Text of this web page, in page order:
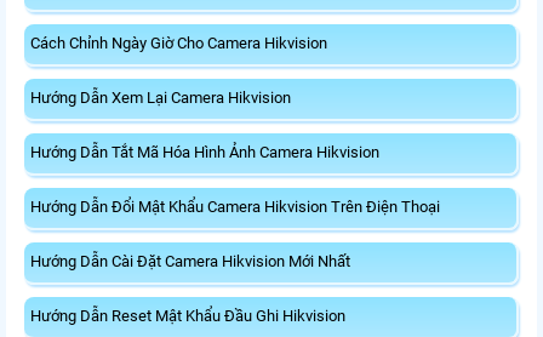
Cách Chỉnh Ngày Giờ Cho Camera Hikvision
Hướng Dẫn Xem Lại Camera Hikvision
Hướng Dẫn Tắt Mã Hóa Hình Ảnh Camera Hikvision
Hướng Dẫn Đổi Mật Khẩu Camera Hikvision Trên Điện Thoại
Hướng Dẫn Cài Đặt Camera Hikvision Mới Nhất
Hướng Dẫn Reset Mật Khẩu Đầu Ghi Hikvision